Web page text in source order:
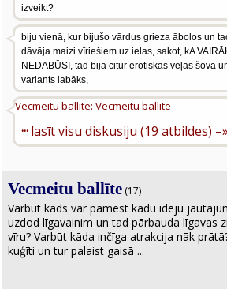
izveikt?
biju vienā, kur bijušo vārdus grieza ābolos un
dāvāja maizi vīriešiem uz ielas, sakot, kA
NEDABŪSI, tad bija citur ērotiskās veļas šova
variants labāks,
···
Vecmeitu ballīte: Vecmeitu ballīte
lasīt visu diskusiju (19 atbildes) –»
Vecmeitu ballīte (17)
Varbūt kāds var pamest kādu ideju
uzdod līgavainim un tad pārbauda līgavas
vīru? Varbūt kāda inčīga atrakcija nāk
kuģīti un tur palaist gaisā ...